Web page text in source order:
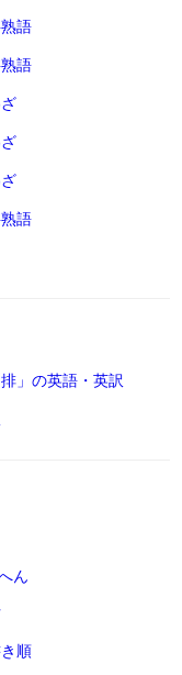
語
語
語
排」の英語・英訳
ん
順